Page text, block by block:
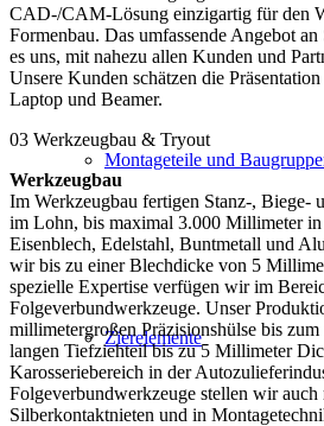
Montageteile und
Zierelemente
CAD-/CAM-Lösung einzigartig für den
Formenbau. Das umfassende Angebot
es uns, mit nahezu allen Kunden und
Unsere Kunden schätzen die
Laptop und Beamer.
03 Werkzeugbau & Tryout
Werkzeugbau
Im Werkzeugbau fertigen Stanz-, Biege-
im Lohn, bis maximal 3.000 Millimeter in
Eisenblech, Edelstahl, Buntmetall und
wir bis zu einer Blechdicke von 5
spezielle Expertise verfügen wir im
Folgeverbundwerkzeuge. Unser
millimetergroßen Präzisionshülse bis
langen Tiefziehteil bis zu 5 Millimeter
Karosseriebereich in der
Folgeverbundwerkzeuge stellen wir
Silberkontaktnieten und in